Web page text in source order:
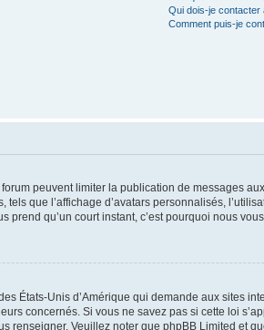
Qui dois-je contacter
Comment puis-je
peuvent limiter la publication de messages
que l’affichage d’avatars personnalisés,
prend qu’un court instant, c’est pourquoi nous
États-Unis d’Amérique qui demande aux sites
concernés. Si vous ne savez pas si cette loi
Veuillez noter que phpBB Limited et